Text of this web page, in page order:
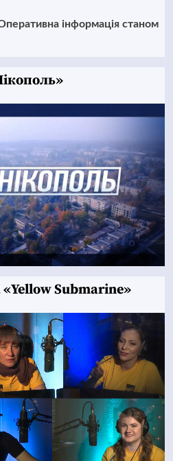
інформація станом
Submarine»